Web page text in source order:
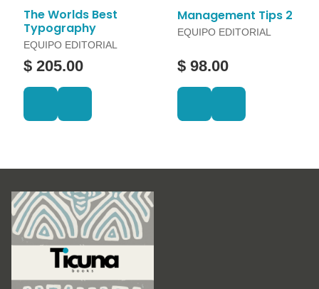
The Worlds Best
Typography
EQUIPO EDITORIAL
$ 205.00
Management Tips 2
EQUIPO EDITORIAL
$ 98.00